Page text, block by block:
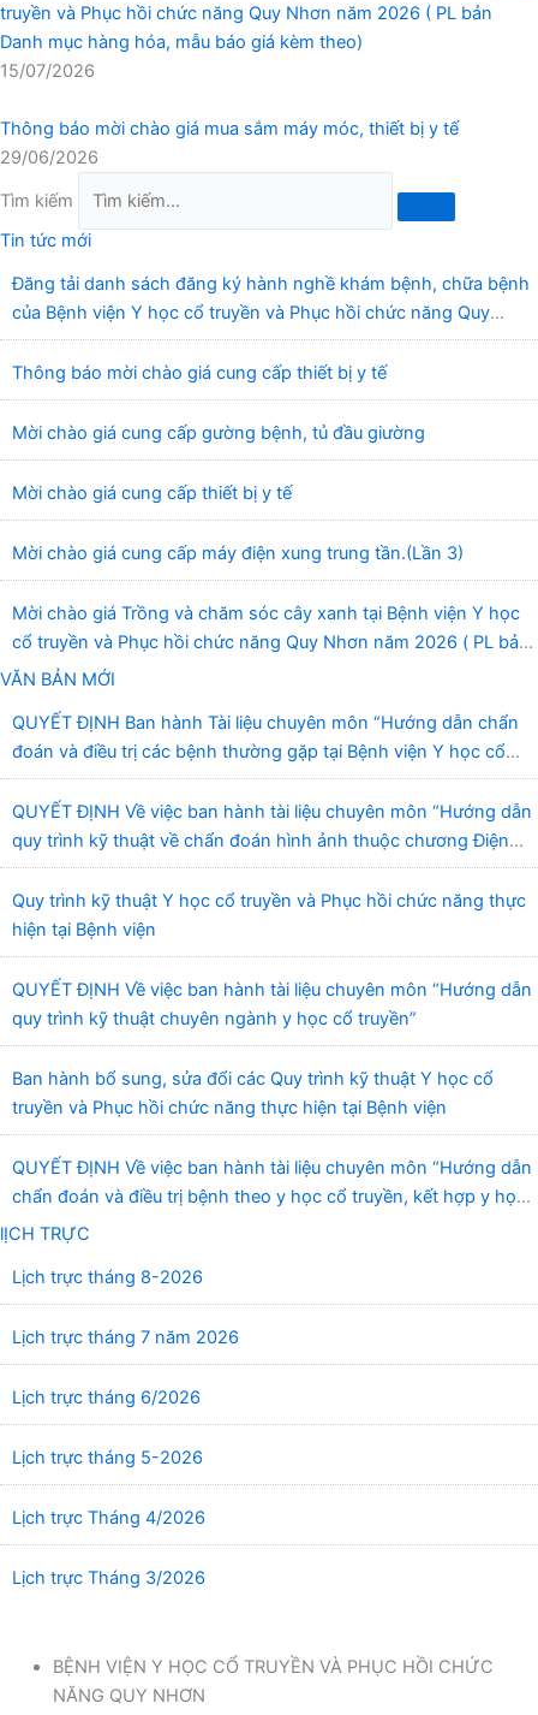
truyền và Phục hồi chức năng Quy Nhơn năm 2026 ( PL bản
Danh mục hàng hóa, mẫu báo giá kèm theo)
15/07/2026
Thông báo mời chào giá mua sắm máy móc, thiết bị y tế
29/06/2026
Tìm kiếm
Tin tức mới
Đăng tải danh sách đăng ký hành nghề khám bệnh, chữa bệnh
của Bệnh viện Y học cổ truyền và Phục hồi chức năng Quy
Nhơn (22/6/2026)
Thông báo mời chào giá cung cấp thiết bị y tế
Mời chào giá cung cấp gường bệnh, tủ đầu giường
Mời chào giá cung cấp thiết bị y tế
Mời chào giá cung cấp máy điện xung trung tần.(Lần 3)
Mời chào giá Trồng và chăm sóc cây xanh tại Bệnh viện Y học
cổ truyền và Phục hồi chức năng Quy Nhơn năm 2026 ( PL bản
Danh mục hàng hóa, mẫu báo giá kèm theo)
VĂN BẢN MỚI
QUYẾT ĐỊNH Ban hành Tài liệu chuyên môn “Hướng dẫn chẩn
đoán và điều trị các bệnh thường gặp tại Bệnh viện Y học cổ
truyền và Phục hồi chức năng Quy Nhơn”
QUYẾT ĐỊNH Về việc ban hành tài liệu chuyên môn “Hướng dẫn
quy trình kỹ thuật về chẩn đoán hình ảnh thuộc chương Điện
quang”
Quy trình kỹ thuật Y học cổ truyền và Phục hồi chức năng thực
hiện tại Bệnh viện
QUYẾT ĐỊNH Về việc ban hành tài liệu chuyên môn “Hướng dẫn
quy trình kỹ thuật chuyên ngành y học cổ truyền”
Ban hành bổ sung, sửa đổi các Quy trình kỹ thuật Y học cổ
truyền và Phục hồi chức năng thực hiện tại Bệnh viện
QUYẾT ĐỊNH Về việc ban hành tài liệu chuyên môn “Hướng dẫn
chẩn đoán và điều trị bệnh theo y học cổ truyền, kết hợp y học
cổ truyền với y học hiện đại”
lỊCH TRỰC
Lịch trực tháng 8-2026
Lịch trực tháng 7 năm 2026
Lịch trực tháng 6/2026
Lịch trực tháng 5-2026
Lịch trực Tháng 4/2026
Lịch trực Tháng 3/2026
BỆNH VIỆN Y HỌC CỔ TRUYỀN VÀ PHỤC HỒI CHỨC
NĂNG QUY NHƠN